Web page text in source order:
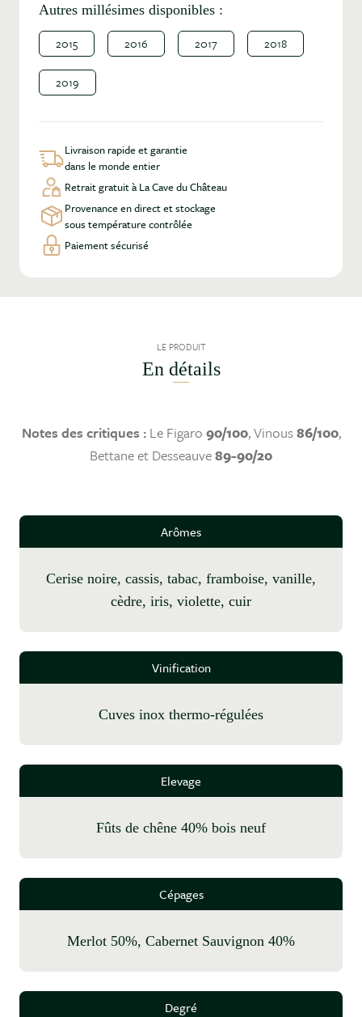
Autres millésimes disponibles :
2015 2016 2017 2018
2019
Livraison rapide et garantie
dans le monde entier
Retrait gratuit à La Cave du Château
Provenance en direct et stockage
sous température contrôlée
Paiement sécurisé
LE PRODUIT
En détails
Notes des critiques : Le Figaro 90/100, Vinous 86/100,
Bettane et Desseauve89-90/20
Arômes
cerise noire, cassis, tabac, framboise, vanille,
cèdre, iris, violette, cuir
Vinification
cuves inox thermo-régulées
Elevage
fûts de chêne 40% bois neuf
Cépages
Merlot 50%, Cabernet Sauvignon 40%
Degré